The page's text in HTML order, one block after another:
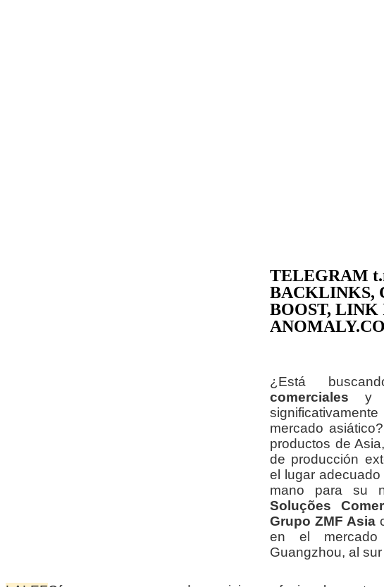
TELEGRAM
BACKLINKS,
BOOST, LINK
¿Está
comercialesy
mercado
productos de
de producción
el lugar
mano para su
Soluções
Grupo ZMF Asia
en el mercado
Guangzhou, al